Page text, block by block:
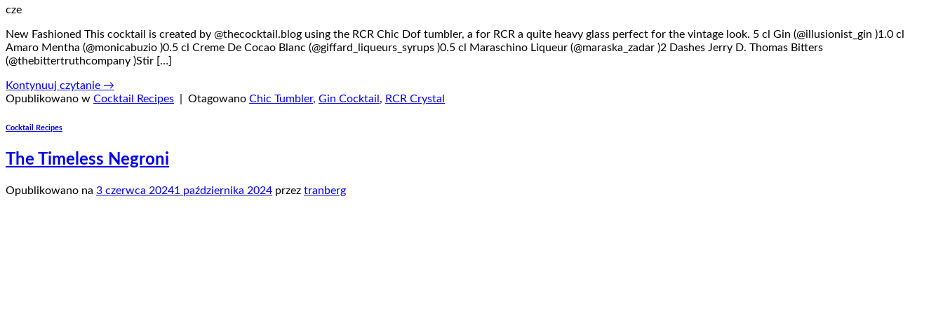
cze
New Fashioned This cocktail is created by @thecocktail.blog using the RCR Chic Dof tumbler, a for RCR a quite heavy glass perfect for the vintage look. 5 cl Gin (@illusionist_gin )1.0 cl
Amaro Mentha (@monicabuzio )0.5 cl Creme De Cocao Blanc (@giffard_liqueurs_syrups )0.5 cl Maraschino Liqueur (@maraska_zadar )2 Dashes Jerry D. Thomas Bitters
(@thebittertruthcompany )Stir […]
Kontynuuj czytanie →
Opublikowano w Cocktail Recipes Otagowano Chic Tumbler, Gin Cocktail , RCR Crystal
Cocktail Recipes
The Timeless Negroni
Opublikowano na 3 czerwca 20241 października 2024 przez tranberg